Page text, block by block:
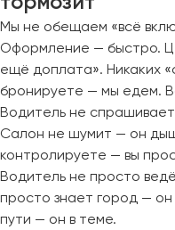
Мы не обещаем «всё
Оформление — быстро.
ещё доплата». Никаких
бронируете — мы едем.
Водитель не
Салон не шумит — он
контролируете — вы
Водитель не просто
просто знает город — он
пути — он в теме.